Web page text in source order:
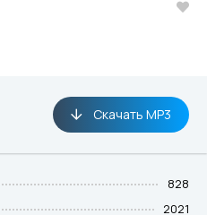
Скачать MP3
828
2021